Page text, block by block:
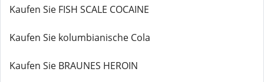
Kaufen Sie FISH SCALE COCAINE
Kaufen Sie kolumbianische Cola
Kaufen Sie BRAUNES HEROIN